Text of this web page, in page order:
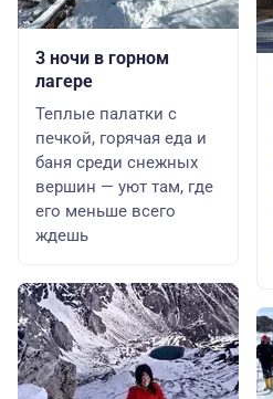
3 ночи в горном
лагере
Теплые палатки с
печкой, горячая еда и
баня среди снежных
вершин — уют там, где
его меньше всего
ждешь